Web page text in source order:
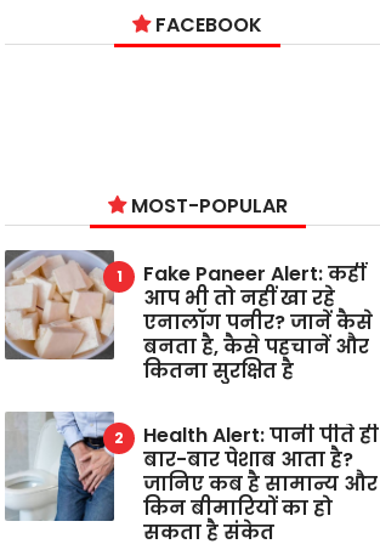
FACEBOOK
MOST-POPULAR
Fake Paneer Alert: कहीं
आप भी तो नहीं खा रहे
एनालॉग पनीर? जानें कैसे
बनता है, कैसे पहचानें और
कितना सुरक्षित है
Health Alert: पानी पीते ही
बार-बार पेशाब आता है?
जानिए कब है सामान्य और
किन बीमारियों का हो
सकता है संकेत